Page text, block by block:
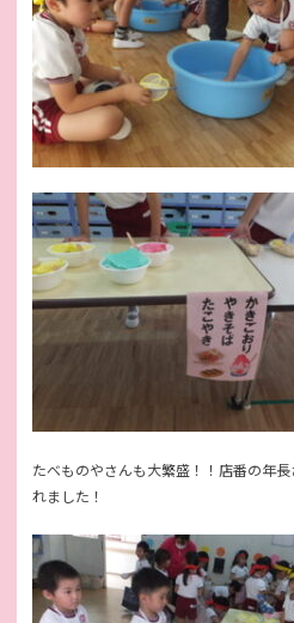
たべものやさんも大繁盛！！店番の年
れました！